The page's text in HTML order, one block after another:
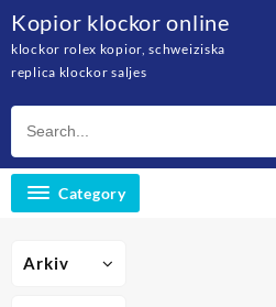
content
Kopior klockor online
klockor rolex kopior, schweiziska
replica klockor saljes
Category
Arkiv